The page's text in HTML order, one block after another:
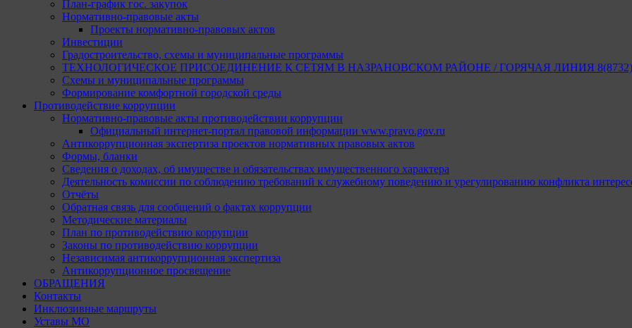
План-график гос. закупок
Нормативно-правовые акты
Проекты нормативно-правовых актов
Инвестиции
Градостроительство, схемы и муниципальные программы
ТЕХНОЛОГИЧЕСКОЕ ПРИСОЕДИНЕНИЕ К СЕТЯМ В НАЗРАНОВСКОМ РАЙОНЕ / ГОРЯЧАЯ ЛИНИЯ 8(8732)
Схемы и муниципальные программы
Формирование комфортной городской среды
Противодействие коррупции
Нормативно-правовые акты противодействии коррупции
Официальный интернет-портал правовой информации www.pravo.gov.ru
Антикоррупционная экспертиза проектов нормативных правовых актов
Формы, бланки
Сведения о доходах, об имуществе и обязательствах имущественного характера
Деятельность комиссии по соблюдению требований к служебному поведению и урегулированию конфликта
Отчёты
Обратная связь для сообщений о фактах коррупции
Методические материалы
План по противодействию коррупции
Законы по противодействию коррупции
Независимая антикоррупционная экспертиза
Антикоррупционное просвещение
ОБРАЩЕНИЯ
Контакты
Инклюзивные маршруты
Уставы МО